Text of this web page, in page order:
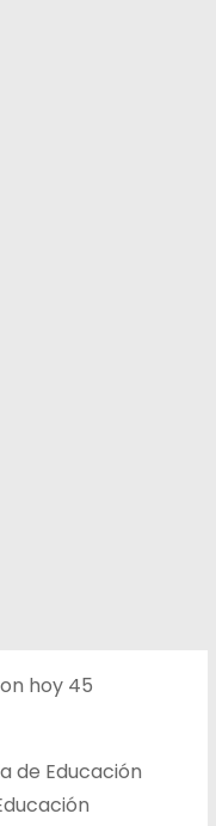
hoy 45
de Educación